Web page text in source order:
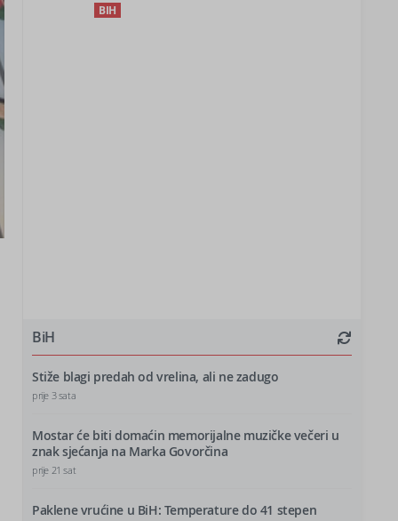
BIH
BiH
Stiže blagi predah od vrelina, ali ne zadugo
prije 3 sata
Mostar će biti domaćin memorijalne muzičke večeri u
znak sjećanja na Marka Govorčina
prije 21 sat
Paklene vrućine u BiH: Temperature do 41 stepen